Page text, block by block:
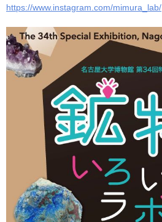
https://www.instagram.com/mimura_lab/